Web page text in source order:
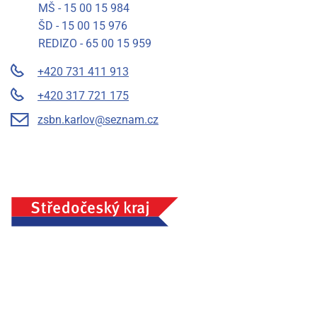
MŠ - 15 00 15 984
ŠD - 15 00 15 976
REDIZO - 65 00 15 959
+420 731 411 913
+420 317 721 175
zsbn.karlov@seznam.cz